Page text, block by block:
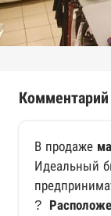
В продаже
Идеальный
?